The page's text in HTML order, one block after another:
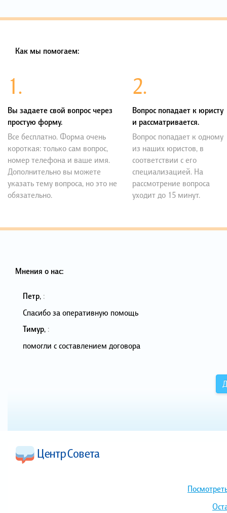
Как мы помогаем:
1.
Вы задаете свой вопрос через
простую форму.
Все бесплатно. Форма очень
короткая: только сам вопрос,
номер телефона и ваше имя.
Дополнительно вы можете
указать тему вопроса, но это не
обязательно.
2.
Вопрос попадает к юристу
и рассматривается.
Вопрос попадает к одному
из наших юристов, в
соответствии с его
специализацией. На
рассмотрение вопроса
уходит до 15 минут.
Мнения о нас:
Петр, :
Спасибо за оперативную помощь
Тимур, :
помогли с составлением договора